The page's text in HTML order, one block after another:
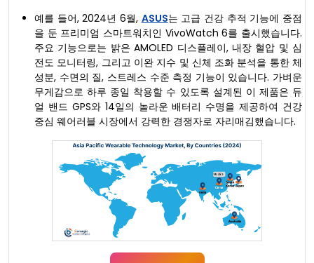
예를 들어, 2024년 6월, ASUS는 고급 건강 추적 기능에 중점
을 둔 프리미엄 스마트워치인 VivoWatch 6를 출시했습니다.
주요 기능으로는 밝은 AMOLED 디스플레이, 내장 혈압 및 심
전도 모니터링, 그리고 이완 지수 및 신체 조화 분석을 통한 체
성분, 수면의 질, 스트레스 수준 측정 기능이 있습니다. 가벼운
무게감으로 하루 종일 착용할 수 있도록 설계된 이 제품은 듀
얼 밴드 GPS와 14일의 놀라운 배터리 수명을 제공하여 건강
중심 웨어러블 시장에서 강력한 경쟁자로 자리매김했습니다.